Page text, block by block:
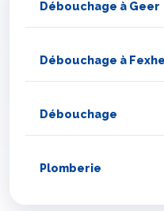
Débouchage à Geer
Débouchage à
Débouchage
Plomberie